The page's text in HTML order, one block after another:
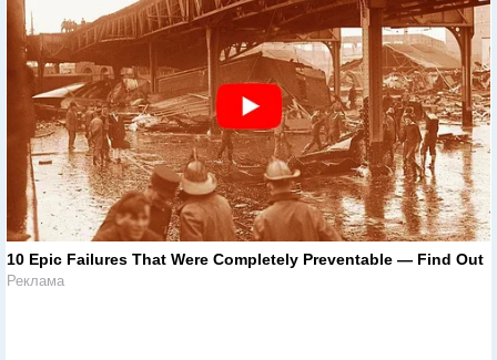
10 Epic Failures That Were Completely Preventable — Find Out
Реклама